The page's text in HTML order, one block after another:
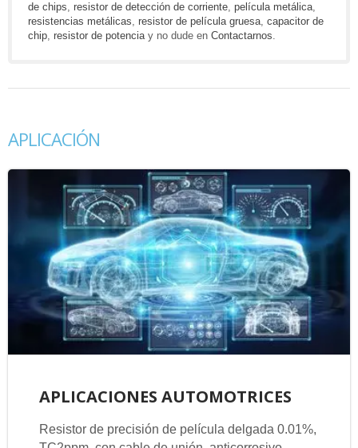
de chips, resistor de detección de corriente, película metálica,
resistencias metálicas, resistor de película gruesa, capacitor de
chip, resistor de potenciay no dude en Contactarnos.
APLICACIÓN
APLICACIONES AUTOMOTRICES
Resistor de precisión de película delgada 0.01%,